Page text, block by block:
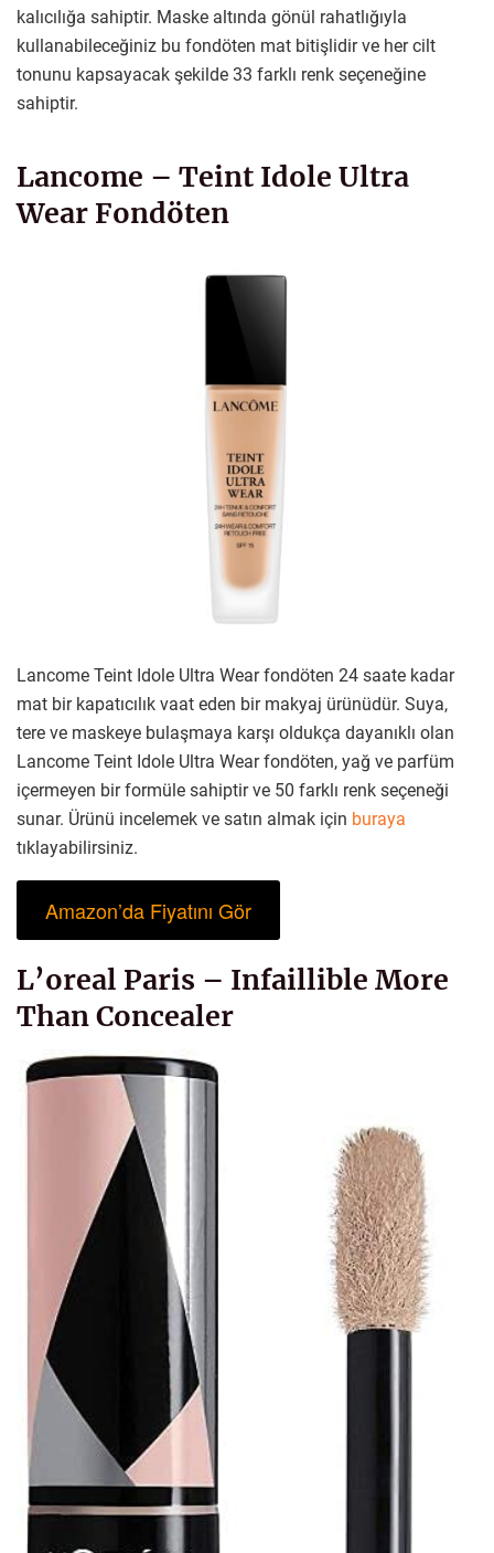
kalıcılığa sahiptir. Maske altında gönül rahatlığıyla
kullanabileceğiniz bu fondöten mat bitişlidir ve her cilt
tonunu kapsayacak şekilde 33 farklı renk seçeneğine
sahiptir.
Lancome – Teint Idole Ultra
Wear Fondöten
Lancome Teint Idole Ultra Wear fondöten 24 saate kadar
mat bir kapatıcılık vaat eden bir makyaj ürünüdür. Suya,
tere ve maskeye bulaşmaya karşı oldukça dayanıklı olan
Lancome Teint Idole Ultra Wear fondöten, yağ ve parfüm
içermeyen bir formüle sahiptir ve 50 farklı renk seçeneği
sunar. Ürünü incelemek ve satın almak için buraya
tıklayabilirsiniz.
Amazon’da Fiyatını Gör
L’oreal Paris – Infaillible More
Than Concealer